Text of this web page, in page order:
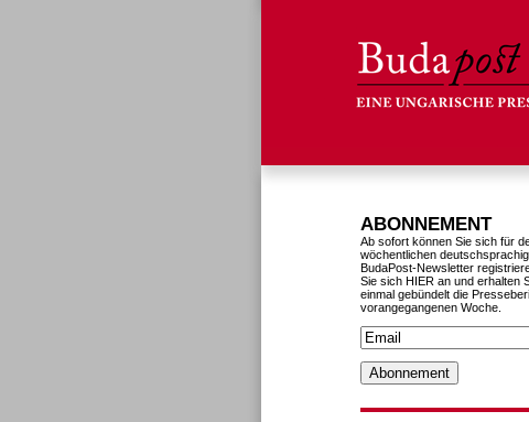
ABONNEMENT
Ab sofort können Sie sich für
wöchentlichen
BudaPost-Newsletter
Sie sich HIER an und erhalten
einmal gebündelt die
vorangegangenen Woche.